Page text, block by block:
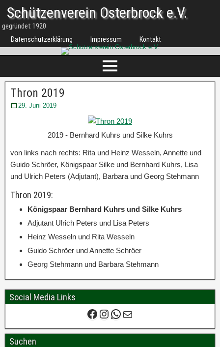
Schützenverein Osterbrock e.V.
gegründet 1920
Datenschutzerklärung Impressum Kontakt
Thron 2019
29. Juni 2019
2019 - Bernhard Kuhrs und Silke Kuhrs
von links nach rechts: Rita und Heinz Wesseln, Annette und
Guido Schröer, Königspaar Silke und Bernhard Kuhrs, Lisa
und Ulrich Peters (Adjutant), Barbara und Georg Stehmann
Thron 2019:
Königspaar Bernhard Kuhrs und Silke Kuhrs
Adjutant Ulrich Peters und Lisa Peters
Heinz Wesseln und Rita Wesseln
Guido Schröer und Annette Schröer
Georg Stehmann und Barbara Stehmann
Social Media Links
Suchen